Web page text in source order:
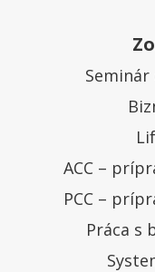
ACC –
PCC –
Práca s